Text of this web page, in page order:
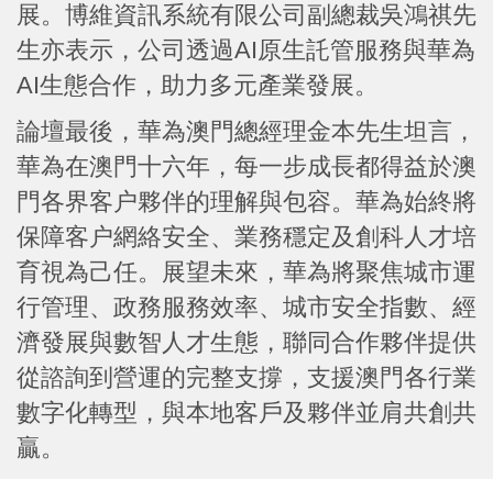
展。博維資訊系統有限公司副總裁吳鴻祺先
生亦表示，公司透過AI原生託管服務與華為
AI生態合作，助力多元產業發展。
論壇最後，華為澳門總經理金本先生坦言，
華為在澳門十六年，每一步成長都得益於澳
門各界客户夥伴的理解與包容。華為始終將
保障客户網絡安全、業務穩定及創科人才培
育視為己任。展望未來，華為將聚焦城市運
行管理、政務服務效率、城市安全指數、經
濟發展與數智人才生態，聯同合作夥伴提供
從諮詢到營運的完整支撐，支援澳門各行業
數字化轉型，與本地客戶及夥伴並肩共創共
贏。